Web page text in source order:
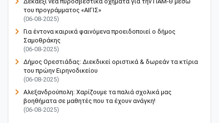
του προγράμματος «ΑΙΓΙΣ»
(06-08-2025)
Για έντονα καιρικά φαινόμενα προειδοποιεί ο δήμος
Σαμοθράκης
(06-08-2025)
Δήμος Ορεστιάδας: Διεκδικεί οριστικά & δωρεάν τα κτίρια
του πρώην Ειρηνοδικείου
(06-08-2025)
Αλεξανδρούπολη: Χαρίζουμε τα παλιά σχολικά μας
βοηθήματα σε μαθητές που τα έχουν ανάγκη!
(06-08-2025)